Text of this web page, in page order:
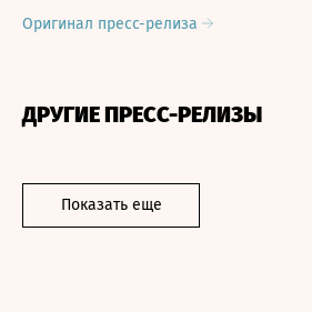
Оригинал пресс-релиза
ДРУГИЕ ПРЕСС-РЕЛИЗЫ
Показать еще